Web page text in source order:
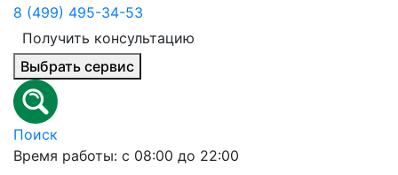
8 (499) 495-34-53
Получить консультацию
Выбрать сервис
Поиск
Время работы: с 08:00 до 22:00